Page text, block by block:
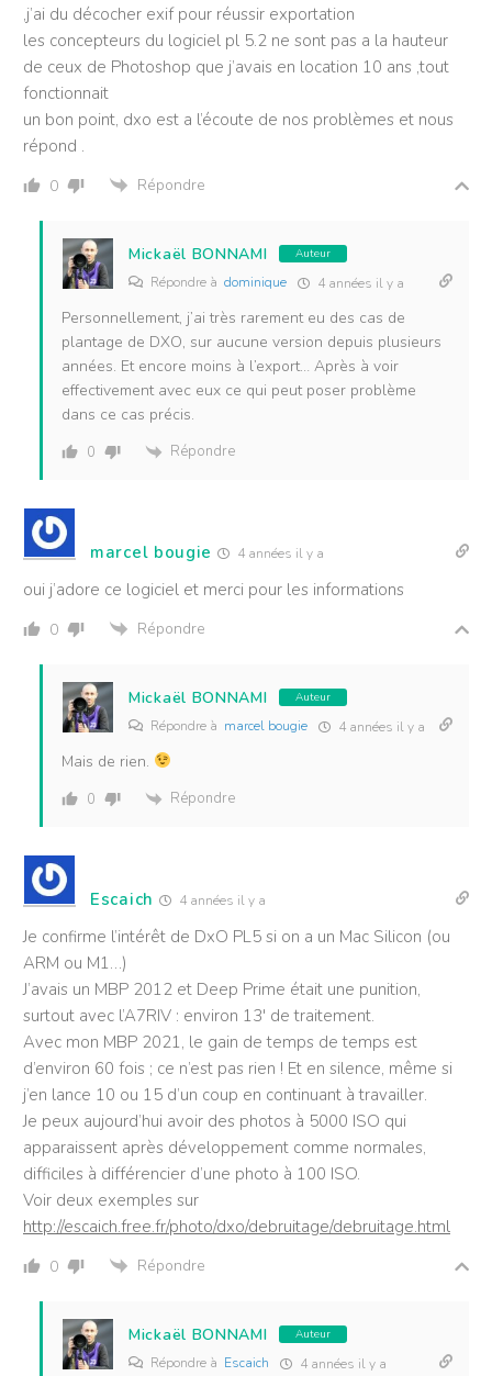
,j’ai du décocher exif pour réussir exportation
les concepteurs du logiciel pl 5.2 ne sont pas a la hauteur
de ceux de Photoshop que j’avais en location 10 ans ,tout
fonctionnait
un bon point, dxo est a l’écoute de nos problèmes et nous
répond .
0 Répondre
Mickaël BONNAMI Auteur
Répondre à dominique 4 années il y a
Personnellement, j’ai très rarement eu des cas de
plantage de DXO, sur aucune version depuis plusieurs
années. Et encore moins à l’export… Après à voir
effectivement avec eux ce qui peut poser problème
dans ce cas précis.
0 Répondre
marcel bougie 4 années il y a
oui j’adore ce logiciel et merci pour les informations
0 Répondre
Mickaël BONNAMI Auteur
Répondre à marcel bougie 4 années il y a
Mais de rien.
0 Répondre
Escaich 4 années il y a
Je confirme l’intérêt de DxO PL5 si on a un Mac Silicon (ou
ARM ou M1…)
J’avais un MBP 2012 et Deep Prime était une punition,
surtout avec l’A7RIV : environ 13′ de traitement.
Avec mon MBP 2021, le gain de temps de temps est
d’environ 60 fois ; ce n’est pas rien ! Et en silence, même si
j’en lance 10 ou 15 d’un coup en continuant à travailler.
Je peux aujourd’hui avoir des photos à 5000 ISO qui
apparaissent après développement comme normales,
difficiles à différencier d’une photo à 100 ISO.
Voir deux exemples sur
http://escaich.free.fr/photo/dxo/debruitage/debruitage.html
0 Répondre
Mickaël BONNAMI Auteur
Répondre à Escaich 4 années il y a